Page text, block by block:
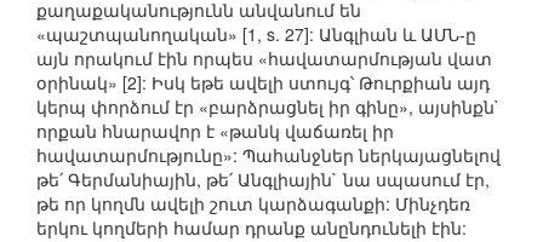
քաղաքականությունն անվանում են
«պաշտպանողական» [1, s. 27]: Անգլիան և ԱՄՆ-ը
այն որակում էին որպես «հավատարմության վատ
օրինակ» [2]: Իսկ եթե ավելի ստույգ՝ Թուրքիան այդ
կերպ փորձում էր «բարձրացնել իր գինը», այսինքն`
որքան հնարավոր է «թանկ վաճառել իր
հավատարմությունը»: Պահանջներ ներկայացնելով
թե՛ Գերմանիային, թե՛ Անգլիային` նա սպասում էր,
թե որ կողմն ավելի շուտ կարձագանքի: Մինչդեռ
երկու կողմերի համար դրանք անընդունելի էին: